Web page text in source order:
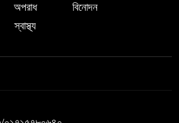
অপরাধ
বিনোদন
স্বাস্থ্য